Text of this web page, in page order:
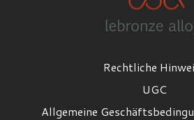
Rechtliche
UGC
Allgemeine